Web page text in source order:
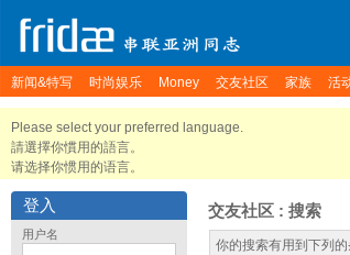
新闻&特写 时尚娱乐 Money 交友社区 家族 活
Please select your preferred language.
請選擇你慣用的語言。
请选择你惯用的语言。
登入
用户名
交友社区 : 搜索
你的搜索有用到下列